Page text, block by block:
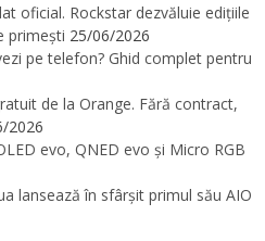
oficial. Rockstar dezvăluie edițiile
primești 25/06/2026
pe telefon? Ghid complet pentru
de la Orange. Fără contract,
2026
evo, QNED evo și Micro RGB
lansează în sfârșit primul său AIO